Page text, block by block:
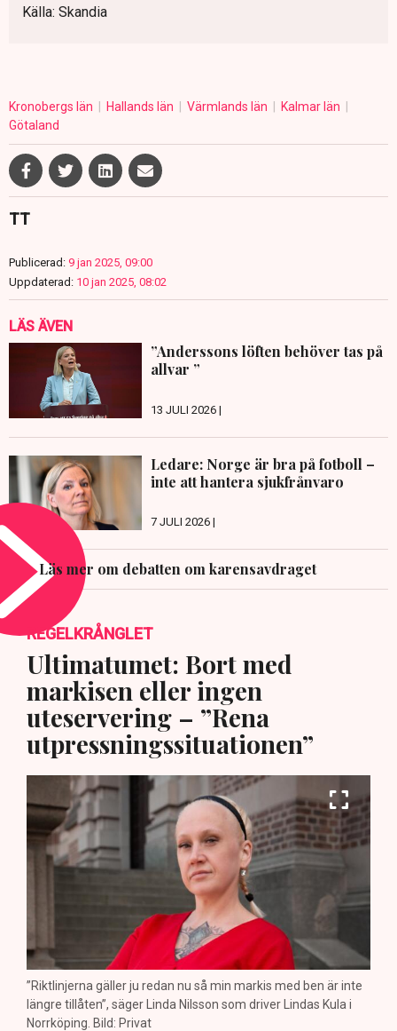
Källa: Skandia
Kronobergs län Hallands län Värmlands län
Kalmar län
Götaland
TT
Publicerad: 9 jan 2025, 09:00
Uppdaterad: 10 jan 2025, 08:02
LÄS ÄVEN
”Anderssons löften behöver tas på
allvar ”
13 JULI 2026 |
Ledare: Norge är bra på fotboll –
inte att hantera sjukfrånvaro
7 JULI 2026 |
Läs mer om debatten om karensavdraget
REGELKRÅNGLET
Ultimatumet: Bort med
markisen eller ingen
uteservering – ”Rena
utpressningssituationen”
”Riktlinjerna gäller ju redan nu så min markis med ben är inte
längre tillåten”, säger Linda Nilsson som driver Lindas Kula i
Norrköping. Bild: Privat